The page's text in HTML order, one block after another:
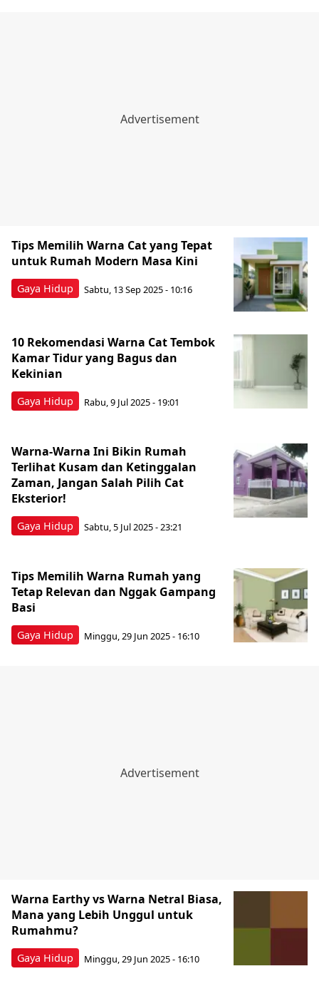
Gaya Hidup
Tips Memilih Warna Cat yang Tepat
untuk Rumah Modern Masa Kini
Sabtu, 13 Sep 2025 - 10:16
Gaya Hidup
10 Rekomendasi Warna Cat Tembok
Kamar Tidur yang Bagus dan
Kekinian
Rabu, 9 Jul 2025 - 19:01
Gaya Hidup
Warna-Warna Ini Bikin Rumah
Terlihat Kusam dan Ketinggalan
Zaman, Jangan Salah Pilih Cat
Eksterior!
Sabtu, 5 Jul 2025 - 23:21
Gaya Hidup
Tips Memilih Warna Rumah yang
Tetap Relevan dan Nggak Gampang
Basi
Minggu, 29 Jun 2025 - 16:10
Gaya Hidup
Warna Earthy vs Warna Netral Biasa,
Mana yang Lebih Unggul untuk
Rumahmu?
Minggu, 29 Jun 2025 - 16:10